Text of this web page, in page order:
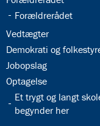
32.22:
Forældrerådet
32.24:
Vedtægter
32.25:
Demokrati og
32.26:
Jobopslag
32.27:
Optagelse
32.28:
Et trygt og langt
begynder her